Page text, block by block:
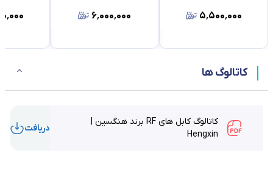
۵٬۵۰۰٬۰۰۰ ۶٬۰۰۰٬۰۰۰
کاتالوگ ها
کاتالوگ کابل های RF برند هنگسین |
Hengxin
دریافت